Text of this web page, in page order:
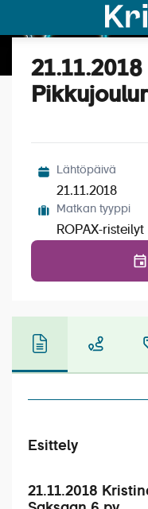
Hyvä tietää
Katso kuvat (4)
Lähtöpäivä
21.11.2018
Matkan tyyppi
ROPAX-risteilyt
Esittely
21.11.2018